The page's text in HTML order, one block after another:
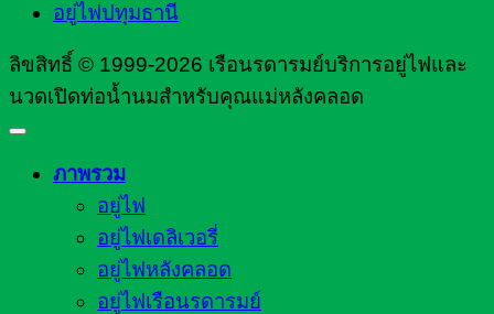
อยู่ไฟปทุมธานี
ลิขสิทธิ์ © 1999-2026 เรือนรดารมย์บริการอยู่ไฟและ
นวดเปิดท่อน้ำนมสำหรับคุณแม่หลังคลอด
ภาพรวม
อยู่ไฟ
อยู่ไฟเดลิเวอรี่
อยู่ไฟหลังคลอด
อยู่ไฟเรือนรดารมย์